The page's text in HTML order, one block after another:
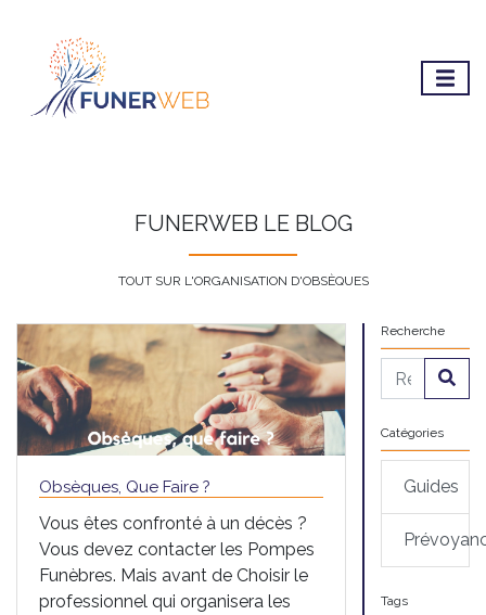
FUNERWEB LE BLOG
TOUT SUR L'ORGANISATION D'OBSÈQUES
Obsèques, Que Faire ?
Vous êtes confronté à un décès ?
Vous devez contacter les Pompes
Funèbres. Mais avant de Choisir le
professionnel qui organisera les
Recherche
Catégories
Guides
Tags